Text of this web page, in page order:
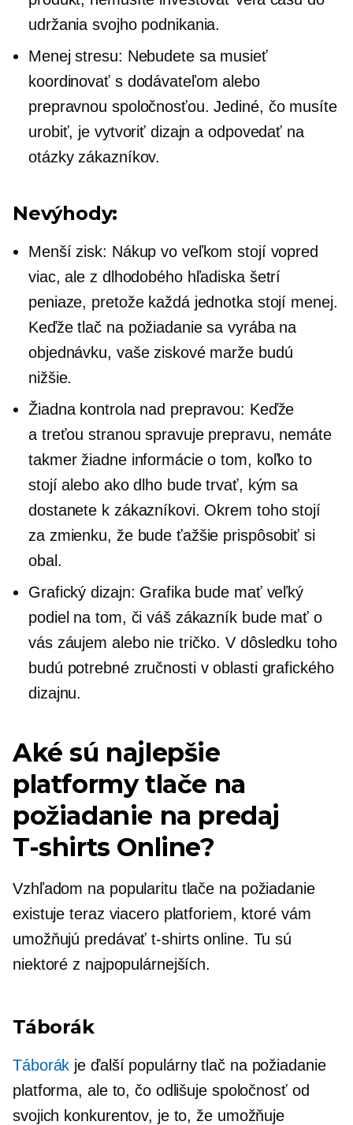
udržania svojho podnikania.
Menej stresu: Nebudete sa musieť
koordinovať s dodávateľom alebo
prepravnou spoločnosťou. Jediné, čo musíte
urobiť, je vytvoriť dizajn a odpovedať na
otázky zákazníkov.
Nevýhody:
Menší zisk: Nákup vo veľkom stojí vopred
viac, ale z dlhodobého hľadiska šetrí
peniaze, pretože každá jednotka stojí menej.
Keďže tlač na požiadanie sa vyrába na
objednávku, vaše ziskové marže budú
nižšie.
Žiadna kontrola nad prepravou: Keďže
a treťou stranou spravuje prepravu, nemáte
takmer žiadne informácie o tom, koľko to
stojí alebo ako dlho bude trvať, kým sa
dostanete k zákazníkovi. Okrem toho stojí
za zmienku, že bude ťažšie prispôsobiť si
obal.
Grafický dizajn: Grafika bude mať veľký
podiel na tom, či váš zákazník bude mať o
vás záujem alebo nie tričko. V dôsledku toho
budú potrebné zručnosti v oblasti grafického
dizajnu.
Aké sú najlepšie
platformy tlače na
požiadanie na predaj
T-shirts Online?
Vzhľadom na popularitu tlače na požiadanie
existuje teraz viacero platforiem, ktoré vám
umožňujú predávaťt-shirtsonline. Tu sú
niektoré z najpopulárnejších.
Táborák
Táborák je ďalší populárnytlač na požiadanie
platforma, ale to, čo odlišuje spoločnosť od
svojich konkurentov, je to, že umožňuje